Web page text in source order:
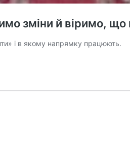
зміни й віримо, що
і в якому напрямку працюють.